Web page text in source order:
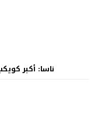
ناسا: أكبر كويكب في عام 2021